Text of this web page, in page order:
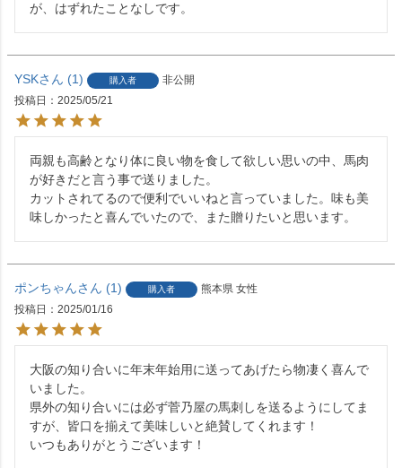
が、はずれたことなしです。
YSK 1 購入者
非公開
投稿日
2025/05/21
両親も高齢となり体に良い物を食して欲しい思いの中、馬肉
が好きだと言う事で送りました。
カットされてるので便利でいいねと言っていました。味も美
味しかったと喜んでいたので、また贈りたいと思います。
ポンちゃん 1 購入者 熊本県 女性
投稿日
2025/01/16
大阪の知り合いに年末年始用に送ってあげたら物凄く喜んで
いました。
県外の知り合いには必ず菅乃屋の馬刺しを送るようにしてま
すが、皆口を揃えて美味しいと絶賛してくれます！
いつもありがとうございます！